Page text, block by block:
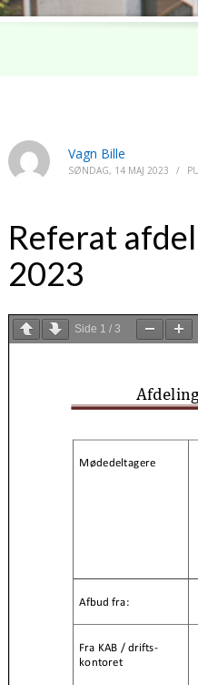
Vagn Bille
SØNDAG, 14 MAJ 2023 /
Referat
2023
Side 1 / 3